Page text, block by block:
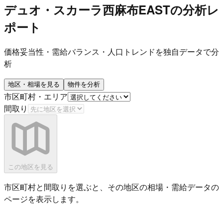
デュオ・スカーラ西麻布EASTの分析レ
ポート
価格妥当性・需給バランス・人口トレンドを独自データで分
析
地区・相場を見る 物件を分析
市区町村・エリア
間取り
この地区を見る
市区町村と間取りを選ぶと、その地区の相場・需給データの
ページを表示します。